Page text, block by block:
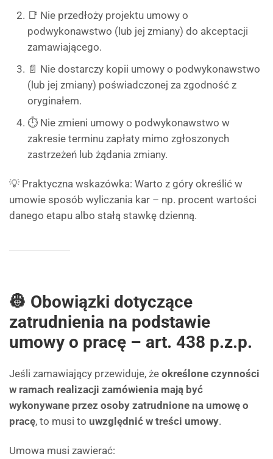
📑 Nie przedłoży projektu umowy o
podwykonawstwo (lub jej zmiany) do akceptacji
zamawiającego.
📄 Nie dostarczy kopii umowy o podwykonawstwo
(lub jej zmiany) poświadczonej za zgodność z
oryginałem.
⏱️ Nie zmieni umowy o podwykonawstwo w
zakresie terminu zapłaty mimo zgłoszonych
zastrzeżeń lub żądania zmiany.
💡 Praktyczna wskazówka: Warto z góry określić w
umowie sposób wyliczania kar – np. procent wartości
danego etapu albo stałą stawkę dzienną.
👷 Obowiązki dotyczące
zatrudnienia na podstawie
umowy o pracę – art. 438 p.z.p.
Jeśli zamawiający przewiduje, że określone czynności
w ramach realizacji zamówienia mają być
wykonywane przez osoby zatrudnione na umowę o
pracę, to musi to uwzględnić w treści umowy.
Umowa musi zawierać: